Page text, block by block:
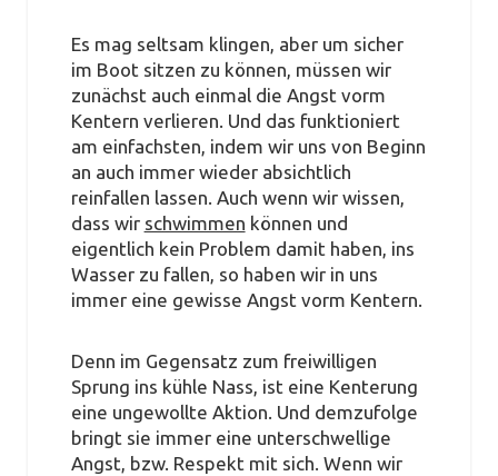
Es mag seltsam klingen, aber um sicher
im Boot sitzen zu können, müssen wir
zunächst auch einmal die Angst vorm
Kentern verlieren. Und das funktioniert
am einfachsten, indem wir uns von Beginn
an auch immer wieder absichtlich
reinfallen lassen. Auch wenn wir wissen,
dass wir schwimmen können und
eigentlich kein Problem damit haben, ins
Wasser zu fallen, so haben wir in uns
immer eine gewisse Angst vorm Kentern.
Denn im Gegensatz zum freiwilligen
Sprung ins kühle Nass, ist eine Kenterung
eine ungewollte Aktion. Und demzufolge
bringt sie immer eine unterschwellige
Angst, bzw. Respekt mit sich. Wenn wir